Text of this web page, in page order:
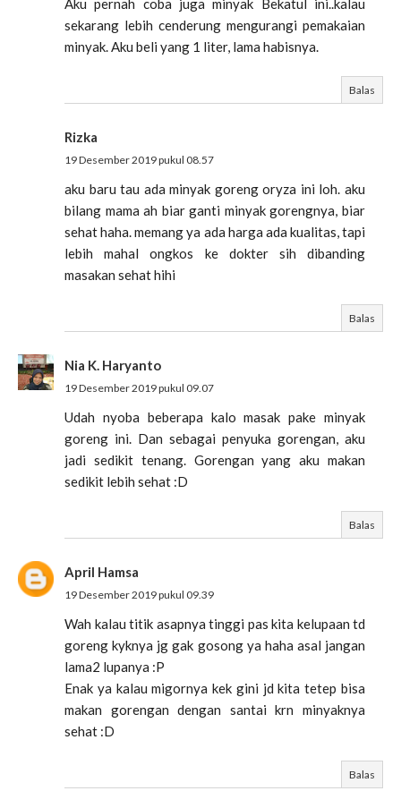
Aku pernah coba juga minyak Bekatul ini..kalau
sekarang lebih cenderung mengurangi pemakaian
minyak. Aku beli yang 1 liter, lama habisnya.
Balas
Rizka
19 Desember 2019 pukul 08.57
aku baru tau ada minyak goreng oryza ini loh. aku
bilang mama ah biar ganti minyak gorengnya, biar
sehat haha. memang ya ada harga ada kualitas, tapi
lebih mahal ongkos ke dokter sih dibanding
masakan sehat hihi
Balas
Nia K. Haryanto
19 Desember 2019 pukul 09.07
Udah nyoba beberapa kalo masak pake minyak
goreng ini. Dan sebagai penyuka gorengan, aku
jadi sedikit tenang. Gorengan yang aku makan
sedikit lebih sehat :D
Balas
April Hamsa
19 Desember 2019 pukul 09.39
Wah kalau titik asapnya tinggi pas kita kelupaan td
goreng kyknya jg gak gosong ya haha asal jangan
lama2 lupanya :P
Enak ya kalau migornya kek gini jd kita tetep bisa
makan gorengan dengan santai krn minyaknya
sehat :D
Balas